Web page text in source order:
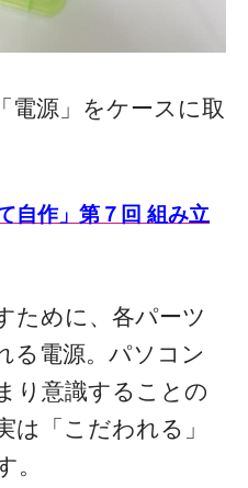
電源」をケースに取
自作」第７回 組み立
ために、各パーツ
る電源。パソコン
り意識することの
「こだわれる」